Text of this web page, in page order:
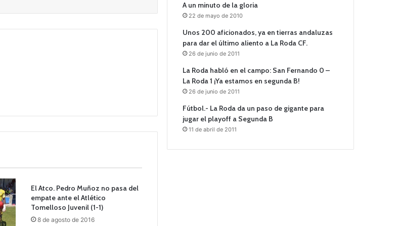
El Atco. Pedro Muñoz no pasa del
empate ante el Atlético
Tomelloso Juvenil (1-1)
8 de agosto de 2016
A un minuto de la gloria
22 de mayo de 2010
Unos 200 aficionados, ya en tierras andaluzas
para dar el último aliento a La Roda CF.
26 de junio de 2011
La Roda habló en el campo: San Fernando 0 –
La Roda 1 ¡Ya estamos en segunda B!
26 de junio de 2011
Fútbol.- La Roda da un paso de gigante para
jugar el playoff a Segunda B
11 de abril de 2011